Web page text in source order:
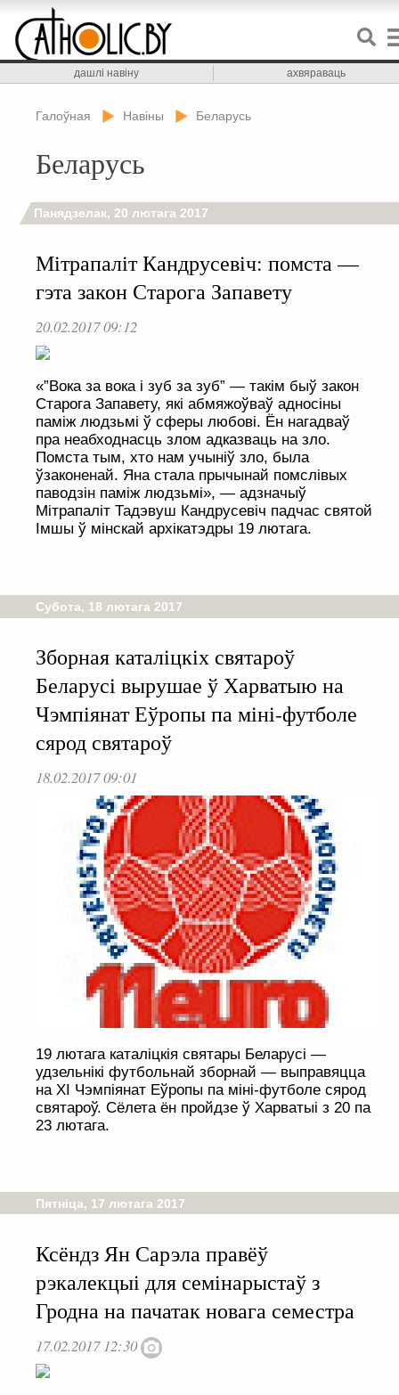
дашлі навіну ахвяраваць
Галоўная Навіны Беларусь
Беларусь
Панядзелак, 20 лютага 2017
Мітрапаліт Кандрусевіч: помста —
гэта закон Старога Запавету
20.02.2017 09:12
«”Вока за вока і зуб за зуб” — такім быў закон
Старога Запавету, які абмяжоўваў адносіны
паміж людзьмі ў сферы любові. Ён нагадваў
пра неабходнасць злом адказваць на зло.
Помста тым, хто нам учыніў зло, была
ўзаконенай. Яна стала прычынай помслівых
паводзін паміж людзьмі», — адзначыў
Мітрапаліт Тадэвуш Кандрусевіч падчас святой
Імшы ў мінскай архікатэдры 19 лютага.
Субота, 18 лютага 2017
Зборная каталіцкіх святароў
Беларусі вырушае ў Харватыю на
Чэмпіянат Еўропы па міні-футболе
сярод святароў
18.02.2017 09:01
19 лютага каталіцкія святары Беларусі —
удзельнікі футбольнай зборнай — выправяцца
на XI Чэмпіянат Еўропы па міні-футболе сярод
святароў. Сёлета ён пройдзе ў Харватыі з 20 па
23 лютага.
Пятніца, 17 лютага 2017
Ксёндз Ян Сарэла правёў
рэкалекцыі для семінарыстаў з
Гродна на пачатак новага семестра
17.02.2017 12:30